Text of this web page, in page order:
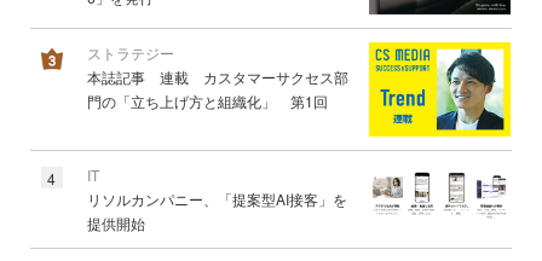
ストラテジー
本誌記事 連載 カスタマーサクセス部
門の「立ち上げ方と組織化」 第1回
4
IT
リソルカンパニー、「提案型AI接客」を
提供開始